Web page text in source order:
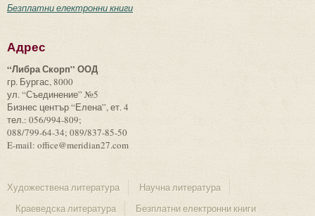
Безплатни електронни книги
Адрес
“Либра Скорп” ООД
гр. Бургас, 8000
ул. “Съединение” №5
Бизнес център “Елена”, ет. 4
тел.: 056/994-809;
088/799-64-34; 089/837-85-50
E-mail: office@meridian27.com
Художествена литература
Научна литература
Краеведска литература
Безплатни електронни книги